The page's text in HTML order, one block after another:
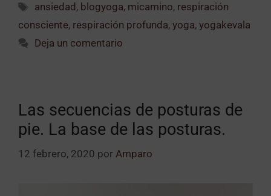
ansiedad , blogyoga, micamino, respiración
consciente, respiración profunda, yoga, yogakevala
Deja un comentario
Las secuencias de posturas de
pie. La base de las posturas.
12 febrero, 2020 por Amparo